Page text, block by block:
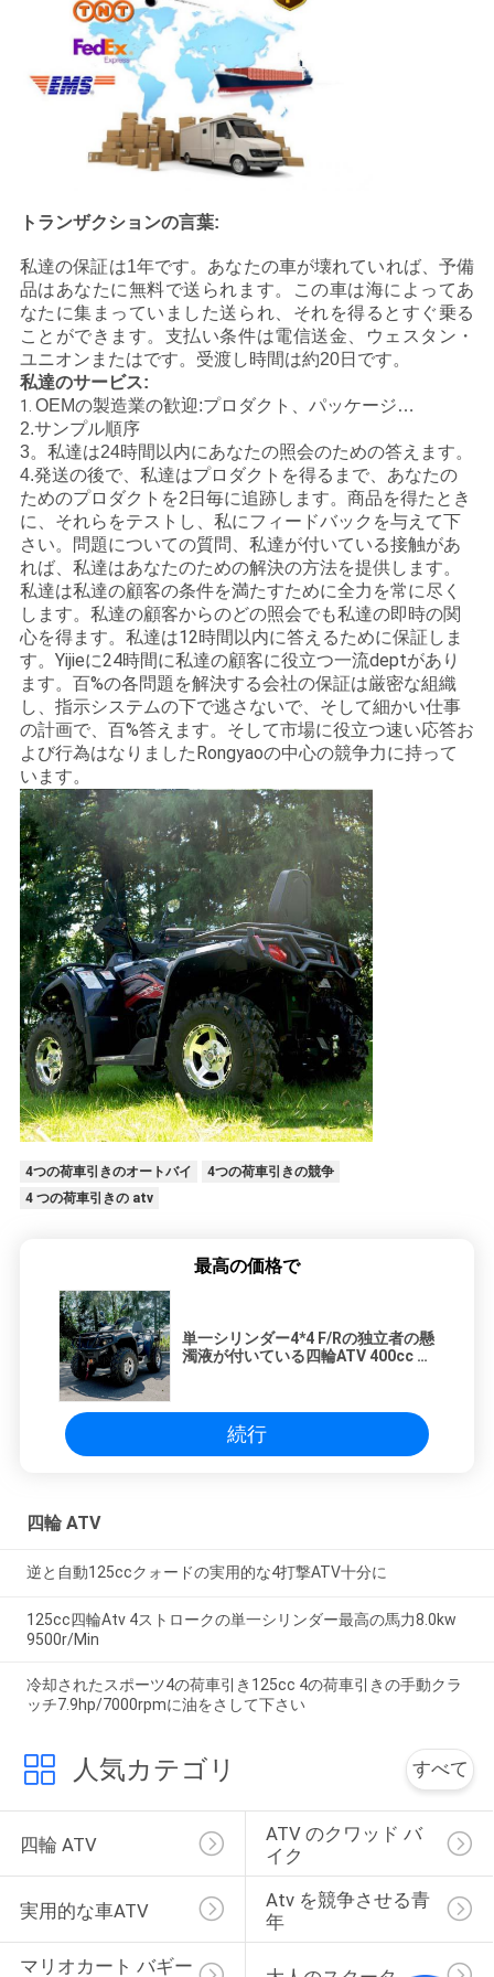
トランザクションの言葉:
私達の保証は1年です。あなたの車が壊れていれば、予備
品はあなたに無料で送られます。この車は海によってあ
なたに集まっていました送られ、それを得るとすぐ乗る
ことができます。支払い条件は電信送金、ウェスタン・
ユニオンまたはです。受渡し時間は約20日です。
私達のサービス:
1. OEMの製造業の歓迎:プロダクト、パッケージ…
2.サンプル順序
3。私達は24時間以内にあなたの照会のための答えます。
4.発送の後で、私達はプロダクトを得るまで、あなたの
ためのプロダクトを2日毎に追跡します。商品を得たとき
に、それらをテストし、私にフィードバックを与えて下
さい。問題についての質問、私達が付いている接触があ
れば、私達はあなたのための解決の方法を提供します。
私達は私達の顧客の条件を満たすために全力を常に尽く
します。私達の顧客からのどの照会でも私達の即時の関
心を得ます。私達は12時間以内に答えるために保証しま
す。Yijieに24時間に私達の顧客に役立つ一流deptがあり
ます。百%の各問題を解決する会社の保証は厳密な組織
し、指示システムの下で逃さないで、そして細かい仕事
の計画で、百%答えます。そして市場に役立つ速い応答お
よび行為はなりましたRongyaoの中心の競争力に持って
います。
4つの荷車引きのオートバイ
4つの荷車引きの競争
4 つの荷車引きの atv
最高の価格で
単一シリンダー4*4 F/Rの独立者の懸
濁液が付いている四輪ATV 400cc 4
続行
四輪 ATV
逆と自動125ccクォードの実用的な4打撃ATV十分に
125cc四輪Atv 4ストロークの単一シリンダー最高の馬力8.0kw
9500r/Min
冷却されたスポーツ4の荷車引き125cc 4の荷車引きの手動クラ
ッチ7.9hp/7000rpmに油をさして下さい
人気カテゴリ すべて
四輪 ATV
ATV のクワッド バ
イク
実用的な車ATV
Atv を競争させる青
年
マリオカート バギー